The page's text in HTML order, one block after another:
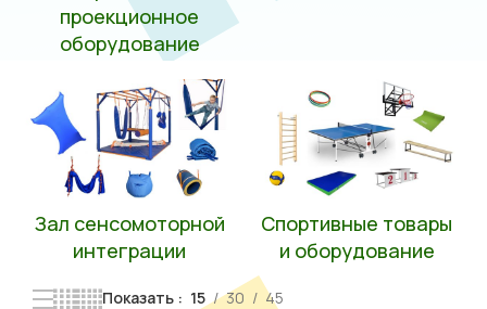
проекционное
оборудование
Зал сенсомоторной
интеграции
Спортивные товары
и оборудование
Показать 15 30 45